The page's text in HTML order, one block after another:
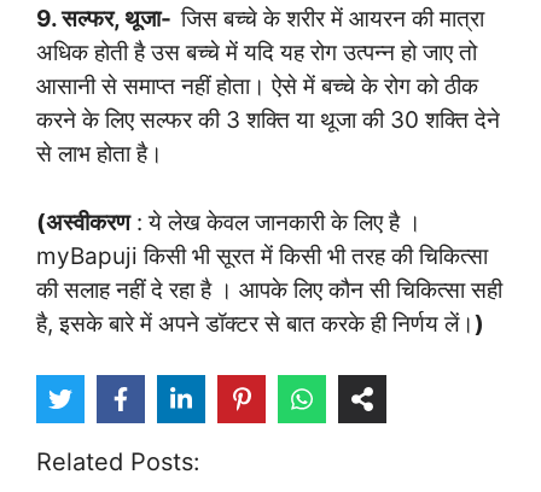
9. सल्फर, थूजा-जिस बच्चे के शरीर में आयरन की मात्रा
अधिक होती है उस बच्चे में यदि यह रोग उत्पन्न हो जाए तो
आसानी से समाप्त नहीं होता। ऐसे में बच्चे के रोग को ठीक
करने के लिए सल्फर की 3 शक्ति या थूजा की 30 शक्ति देने
से लाभ होता है।
(अस्वीकरण: ये लेख केवल जानकारी के लिए है ।
myBapuji किसी भी सूरत में किसी भी तरह की चिकित्सा
की सलाह नहीं दे रहा है । आपके लिए कौन सी चिकित्सा सही
है, इसके बारे में अपने डॉक्टर से बात करके ही निर्णय लें।)
Related Posts: